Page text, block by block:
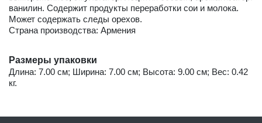
ванилин. Содержит продукты переработки сои и молока.
Может содержать следы орехов.
Страна производства: Армения
Размеры упаковки
Длина: 7.00 см; Ширина: 7.00 см; Высота: 9.00 см; Вес: 0.42
кг.